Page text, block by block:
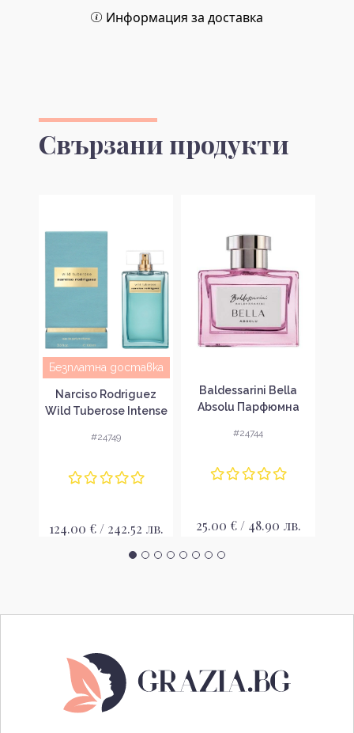
Информация за доставка
Свързани продукти
Безплатна доставка
Narciso Rodriguez
Wild Tuberose Intense
жени EDP
#24749
124.00 € / 242.52 лв.
Baldessarini Bella
Absolu Парфюмна
#24744
25.00 € / 48.90 лв.